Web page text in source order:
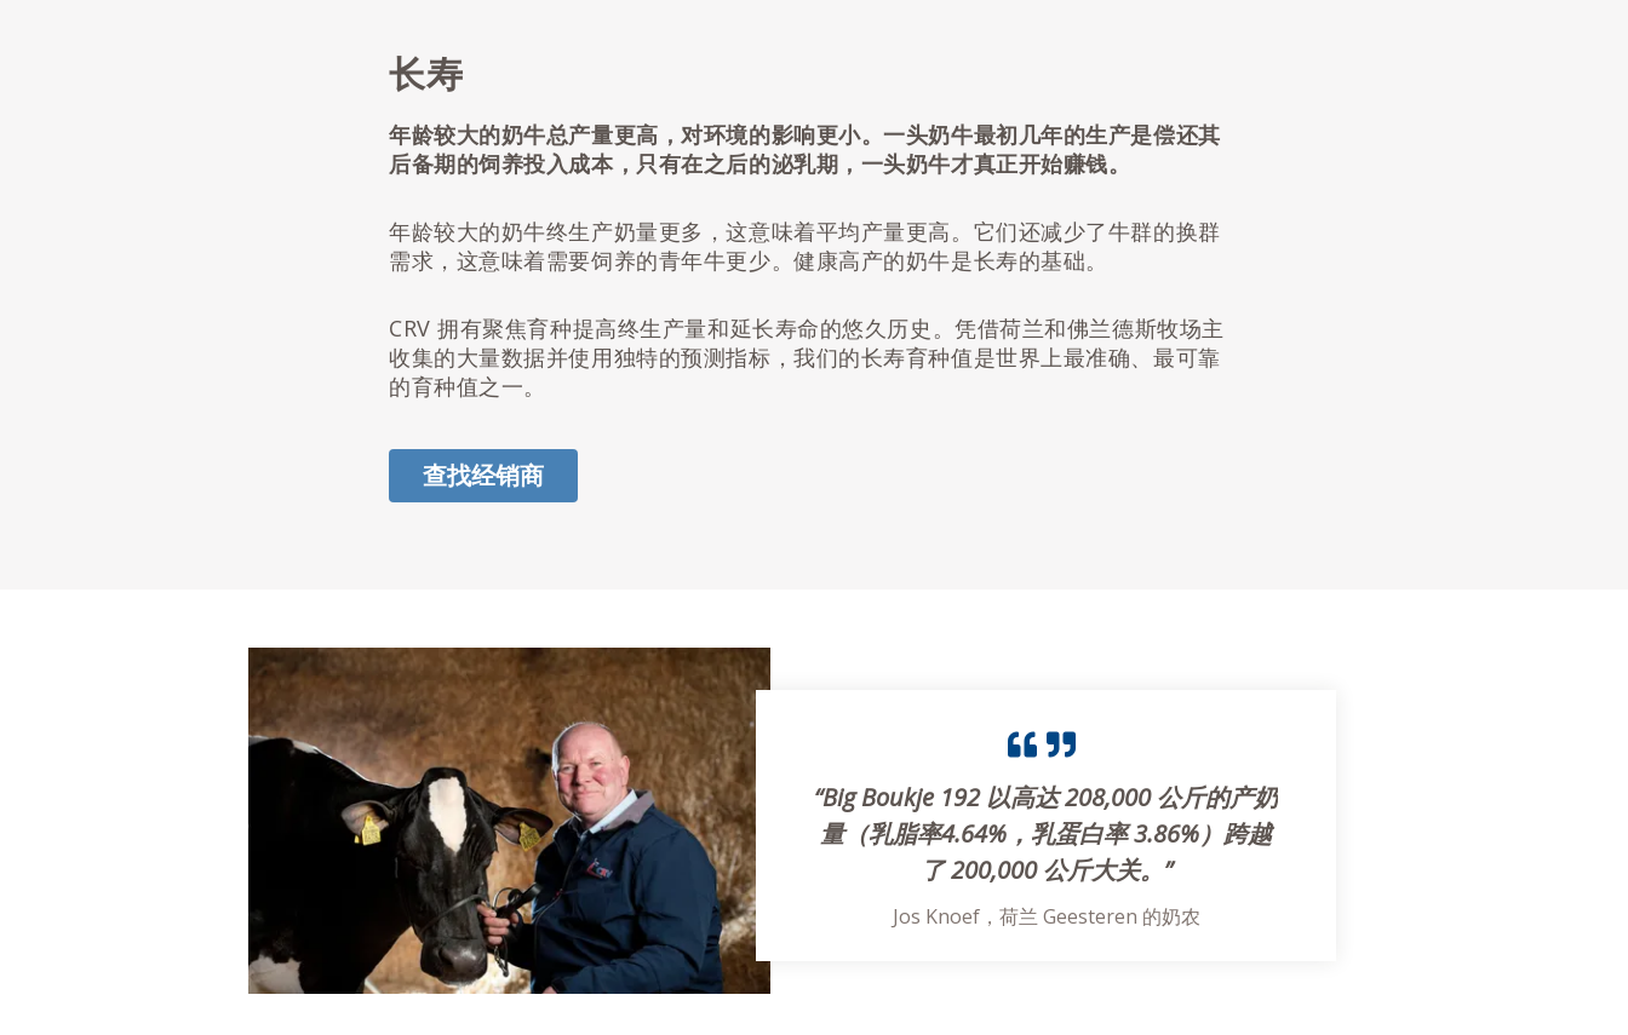
长寿
年龄较大的奶牛总产量更高，对环境的影响更小。一头奶牛最初几年的生产是偿还其
后备期的饲养投入成本，只有在之后的泌乳期，一头奶牛才真正开始赚钱。
年龄较大的奶牛终生产奶量更多，这意味着平均产量更高。它们还减少了牛群的换群
需求，这意味着需要饲养的青年牛更少。健康高产的奶牛是长寿的基础。
CRV 拥有聚焦育种提高终生产量和延长寿命的悠久历史。凭借荷兰和佛兰德斯牧场主
收集的大量数据并使用独特的预测指标，我们的长寿育种值是世界上最准确、最可靠
的育种值之一。
查找经销商
“Big Boukje 192 以高达 208,000 公斤的产奶
量（乳脂率4.64%，乳蛋白率 3.86%）跨越
了 200,000 公斤大关。”
Jos Knoef，荷兰 Geesteren 的奶农